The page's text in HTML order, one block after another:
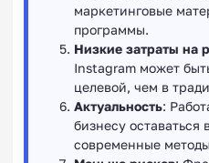
маркетинговые
программы.
Низкие затраты на
Instagram может
целевой, чем в
Актуальность:
бизнесу оставаться
современные